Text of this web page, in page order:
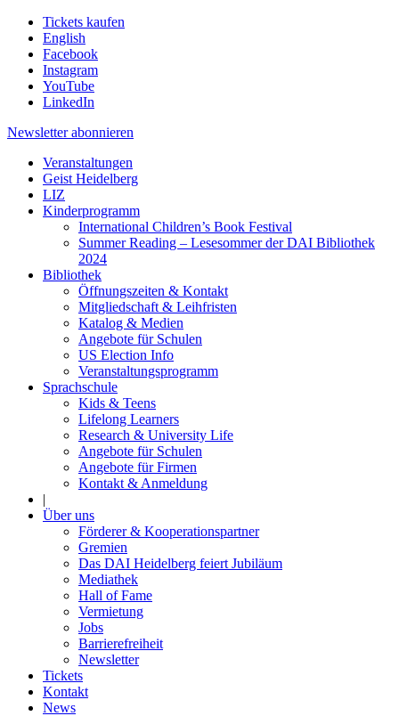
Tickets kaufen
English
Facebook
Instagram
YouTube
LinkedIn
Newsletter abonnieren
Veranstaltungen
Geist Heidelberg
LIZ
Kinderprogramm
International Children’s Book Festival
Summer Reading – Lesesommer der DAI Bibliothek
2024
Bibliothek
Öffnungszeiten & Kontakt
Mitgliedschaft & Leihfristen
Katalog & Medien
Angebote für Schulen
US Election Info
Veranstaltungsprogramm
Sprachschule
Kids & Teens
Lifelong Learners
Research & University Life
Angebote für Schulen
Angebote für Firmen
Kontakt & Anmeldung
|
Über uns
Förderer & Kooperationspartner
Gremien
Das DAI Heidelberg feiert Jubiläum
Mediathek
Hall of Fame
Vermietung
Jobs
Barrierefreiheit
Newsletter
Tickets
Kontakt
News